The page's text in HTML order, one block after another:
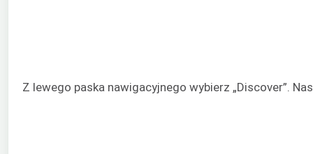
Z lewego paska nawigacyjnego wybierz „Discover”.